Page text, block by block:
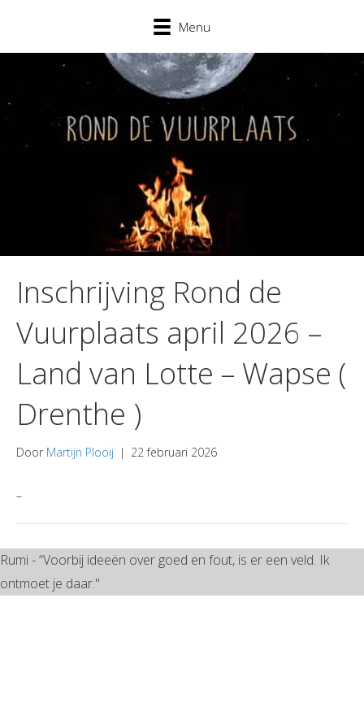
Menu
Inschrijving Rond de
Vuurplaats april 2026 –
Land van Lotte – Wapse (
Drenthe )
Door Martijn Plooij | 22 februari 2026
–
Rumi - “Voorbij ideeën over goed en fout, is er een veld. Ik
ontmoet je daar."